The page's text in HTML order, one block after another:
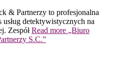
& Partnerzy to profesjonalna
usług detektywistycznych na
ZespółRead more „Biuro
S.C.”